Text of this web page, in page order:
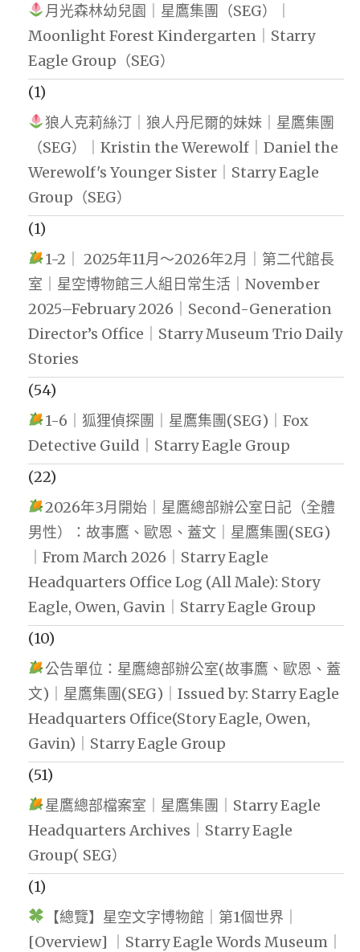
月光森林幼兒園｜星鷹集團（SEG）｜
Moonlight Forest Kindergarten｜Starry
Eagle Group（SEG）
(1)
狼人克莉絲汀｜狼人丹尼爾的妹妹｜星鷹集團
（SEG）｜Kristin the Werewolf｜Daniel the
Werewolf's Younger Sister｜Starry Eagle
Group（SEG）
(1)
1-2｜ 2025年11月～2026年2月｜第二代館長
室｜星空博物館三人組日常生活｜November
2025–February 2026｜Second-Generation
Director’s Office｜Starry Museum Trio Daily
Stories
(54)
1-6｜狐狸偵探團｜星鷹集團(SEG)｜Fox
Detective Guild｜Starry Eagle Group
(22)
2026年3月開始｜星鷹總部辦公室日記（全體
男性）：故事鷹、歐恩、蓋文｜星鷹集團(SEG)
｜From March 2026｜Starry Eagle
Headquarters Office Log (All Male): Story
Eagle, Owen, Gavin｜Starry Eagle Group
(10)
公告單位：星鷹總部辦公室(故事鷹、歐恩、蓋
文)｜星鷹集團(SEG)｜Issued by: Starry Eagle
Headquarters Office(Story Eagle, Owen,
Gavin)｜Starry Eagle Group
(51)
星鷹總部檔案室｜星鷹集團｜Starry Eagle
Headquarters Archives｜Starry Eagle
Group( SEG）
(1)
【總覽】星空文字博物館｜第1個世界｜
[Overview] ｜Starry Eagle Words Museum｜